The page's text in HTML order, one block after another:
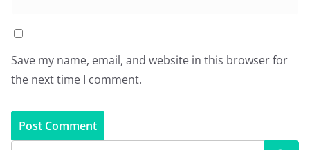
Save my name, email, and website in this browser for
the next time I comment.